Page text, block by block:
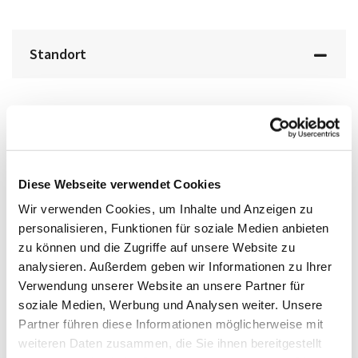
Diese Webseite verwendet Cookies
Wir verwenden Cookies, um Inhalte und Anzeigen zu
personalisieren, Funktionen für soziale Medien anbieten
zu können und die Zugriffe auf unsere Website zu
analysieren. Außerdem geben wir Informationen zu Ihrer
Verwendung unserer Website an unsere Partner für
soziale Medien, Werbung und Analysen weiter. Unsere
Partner führen diese Informationen möglicherweise mit
weiteren Daten zusammen, die Sie ihnen bereitgestellt
Standort
BMW Hamm
Anschrift
Hohefeldweg 23